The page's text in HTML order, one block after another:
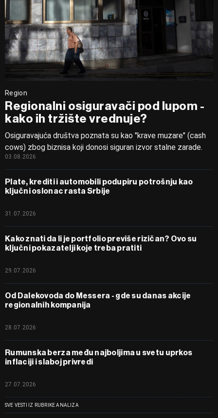
Region
Regionalni osiguravači pod lupom -
kako ih tržište vrednuje?
Osiguravajuća društva poznata su kao "krave muzare" (cash
cows) zbog biznisa koji donosi siguran izvor stalne zarade.
03.08.2026
Plate, krediti i automobili podupiru potrošnju kao
ključni oslonac rasta Srbije
31.07.2026
Kako znati da li je portfolio previše rizičan? Ovo su
ključni pokazatelji koje treba pratiti
29.07.2026
Od Dalekovoda do Messera - gde su danas akcije
regionalnih kompanija
28.07.2026
Rumunska berza među najboljima u svetu uprkos
inflaciji i slaboj privredi
27.07.2026
SVE VESTI IZ RUBRIKE ANALIZA